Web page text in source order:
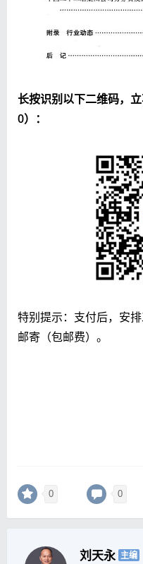
长按识别以下二维码，
0）：
特别提示：支付后，安
邮寄（包邮费）。
0 0
刘天永 主编